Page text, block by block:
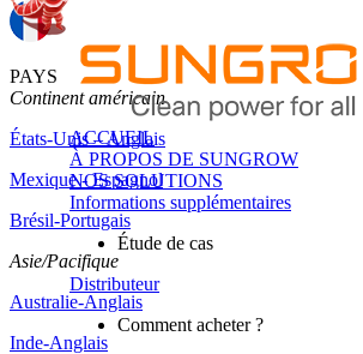
PAYS
Continent américain
États-Unis – Anglais
Mexique - Espagnol
Brésil-Portugais
Asie/Pacifique
Australie-Anglais
Inde-Anglais
ACCUEIL
À PROPOS DE SUNGROW
NOS SOLUTIONS
Informations supplémentaires
Étude de cas
Distributeur
Comment acheter ?